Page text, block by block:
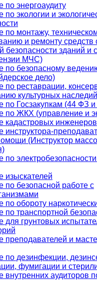
по энергоаудиту
по экологии и
по монтажу,
и ремонту средств
безопасности зданий и
МЧС)
по безопасному
дело)
по реставрации,
культурных наследий
по Госзакупкам (44 ФЗ
по ЖКХ (управление и
кадастровых инженеров
инструктора-
(Инструктор
по
изыскателей
по безопасной работе с
по обороту
по транспортной
для грунтовых
преподавателей и
по дезинфекции,
фумигации и
внутренних аудиторов